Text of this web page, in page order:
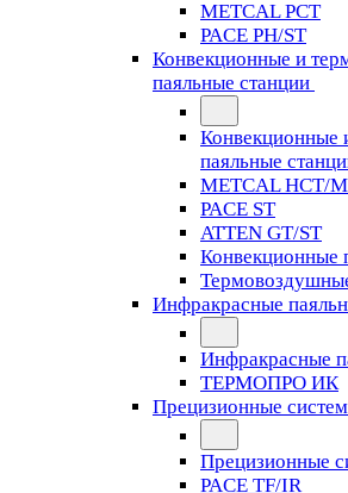
METCAL PCT
PACE PH/ST
Конвекционные и
паяльные станции
Конвекционные
паяльные
METCAL HCT/
PACE ST
ATTEN GT/ST
Конвекционные
Инфракрасные
Инфракрасные
ТЕРМОПРО ИК
Прецизионные
Прецизионные
PACE TF/IR